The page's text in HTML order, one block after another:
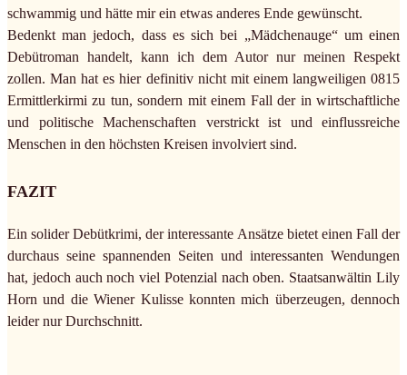
schwammig und hätte mir ein etwas anderes Ende gewünscht.
Bedenkt man jedoch, dass es sich bei „Mädchenauge“ um einen
Debütroman handelt, kann ich dem Autor nur meinen Respekt
zollen. Man hat es hier definitiv nicht mit einem langweiligen 0815
Ermittlerkirmi zu tun, sondern mit einem Fall der in wirtschaftliche
und politische Machenschaften verstrickt ist und einflussreiche
Menschen in den höchsten Kreisen involviert sind.
FAZIT
Ein solider Debütkrimi, der interessante Ansätze bietet einen Fall der
durchaus seine spannenden Seiten und interessanten Wendungen
hat, jedoch auch noch viel Potenzial nach oben. Staatsanwältin Lily
Horn und die Wiener Kulisse konnten mich überzeugen, dennoch
leider nur Durchschnitt.